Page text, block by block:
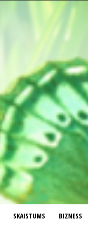
SKAISTUMS BIZNESS